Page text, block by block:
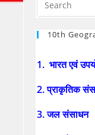
10th
1. भारत एवं
2. प्राकृतिक
3. जल संसाधन